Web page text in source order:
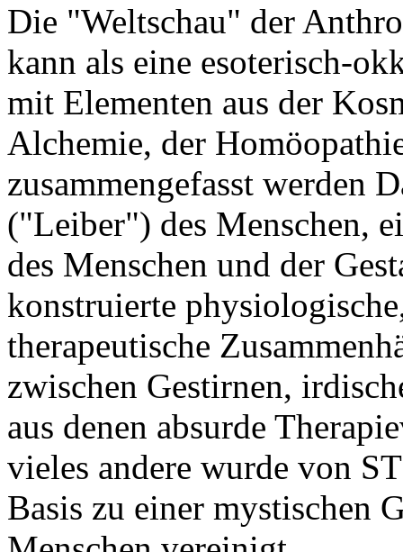
Die "Weltschau" der
kann als eine esoterisch-
mit Elementen aus der
Alchemie, der
zusammengefasst werden
("Leiber") des Menschen,
des Menschen und der
konstruierte
therapeutische
zwischen Gestirnen,
aus denen absurde
vieles andere wurde von
Basis zu einer mystischen